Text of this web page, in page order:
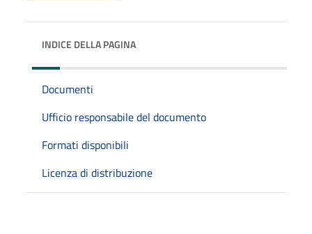
INDICE DELLA PAGINA
Documenti
Ufficio responsabile del documento
Formati disponibili
Licenza di distribuzione